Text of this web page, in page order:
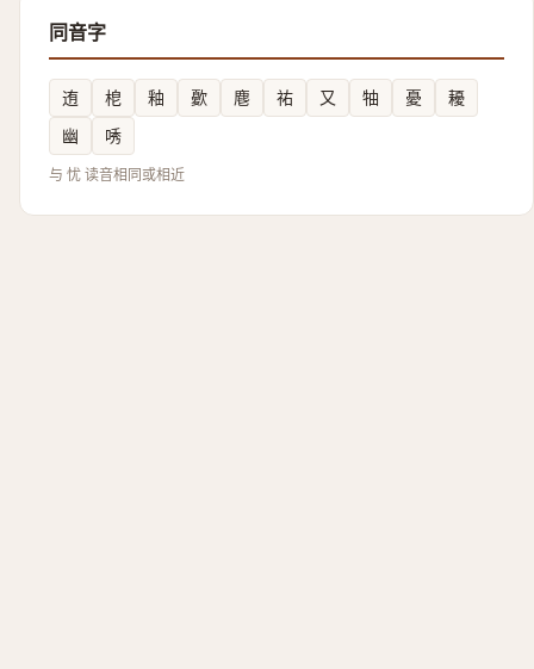
同音字
迶 梎 釉 㱊 麀 祐 又 牰 憂
耰
幽
唀
与 忧 读音相同或相近